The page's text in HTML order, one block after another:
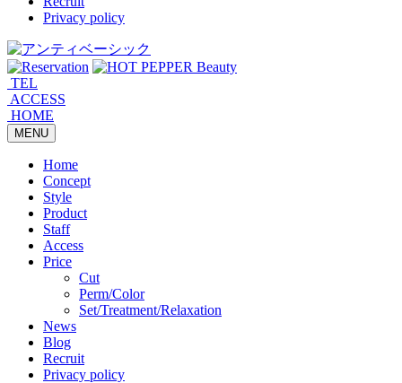
Privacy policy
TEL
ACCESS
HOME
MENU
Home
Concept
Style
Product
Staff
Access
Price
Cut
Perm/Color
Set/Treatment/Relaxation
News
Blog
Recruit
Privacy policy